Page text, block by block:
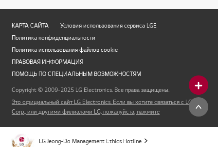
КАРТА САЙТА
Условия использования сервиса LGE
Политика конфиденциальности
Политика использования файлов cookie
ПРАВОВАЯ ИНФОРМАЦИЯ
ПОМОЩЬ ПО СПЕЦИАЛЬНЫМ ВОЗМОЖНОСТЯМ
Copyright © 2009-2025 LG Electronics. Все права защищены.
Это официальный сайт LG Electronics. Если вы хотите связаться с LG
Corp., или другими филиалами LG, пожалуйста, нажмите
LG Jeong-Do Management Ethics Hotline